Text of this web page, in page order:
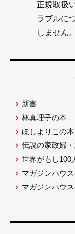
正規取扱
ラブルに
しません。
新書
林真理子の本
ほしよりこの本
伝説の家政婦
世界がもし100
マガジンハウ
マガジンハウ